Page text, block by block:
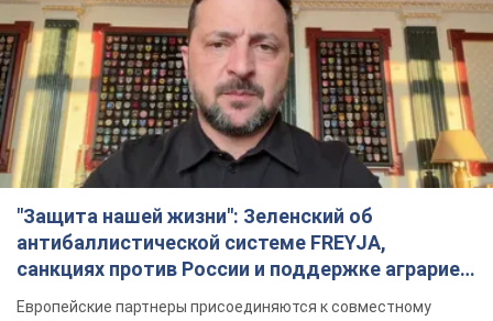
"Защита нашей жизни": Зеленский об
антибаллистической системе FREYJA,
санкциях против России и поддержке аграриев.
Видео
Европейские партнеры присоединяются к совместному